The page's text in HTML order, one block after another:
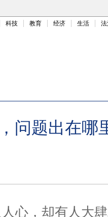
科技 教育 经济 生活
问题出在哪
心，却有人大